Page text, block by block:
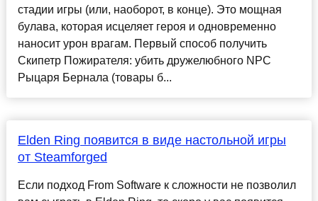
стадии игры (или, наоборот, в конце). Это мощная
булава, которая исцеляет героя и одновременно
наносит урон врагам. Первый способ получить
Скипетр Пожирателя: убить дружелюбного NPC
Рыцаря Бернала (товары б...
Elden Ring появится в виде настольной игры
от Steamforged
Если подход From Software к сложности не позволил